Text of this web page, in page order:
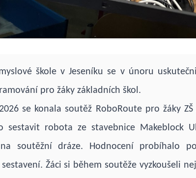
škole v Jeseníku se v únoru
pro žáky základních škol.
se konala soutěž RoboRoute pro žáky ZŠ
sestavit robota ze stavebnice Makeblock
soutěžní dráze. Hodnocení probíhalo
Žáci si během soutěže vyzkoušeli